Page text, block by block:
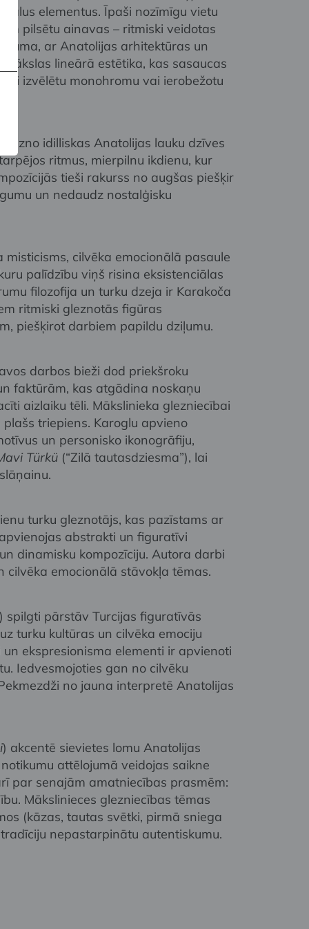
elementus. Īpaši nozīmīgu vietu
pilsētu ainavas – ritmiski veidotas
ar Anatolijas arhitektūras un
lineārā estētika, kas sasaucas
izvēlētu monohromu vai ierobežotu
) glezno idilliskas Anatolijas lauku dzīves
ritmus, mierpilnu ikdienu, kur
tieši rakurss no augšas piešķir
un nedaudz nostalģisku
misticisms, cilvēka emocionālā pasaule
palīdzību viņš risina eksistenciālas
filozofija un turku dzeja ir Karakoča
ritmiski gleznotās figūras
piešķirot darbiem papildu dziļumu.
darbos bieži dod priekšroku
faktūrām, kas atgādina noskaņu
aizlaiku tēli. Mākslinieka glezniecībai
triepiens. Karoglu apvieno
un personisko ikonogrāfiju,
Türkü (“Zilā tautasdziesma”), lai
turku gleznotājs, kas pazīstams ar
abstrakti un figuratīvi
dinamisku kompozīciju. Autora darbi
emocionālā stāvokļa tēmas.
) spilgti pārstāv Turcijas figuratīvās
turku kultūras un cilvēka emociju
ekspresionisma elementi ir apvienoti
Iedvesmojoties gan no cilvēku
no jauna interpretē Anatolijas
) akcentē sievietes lomu Anatolijas
attēlojumā veidojas saikne
par senajām amatniecības prasmēm:
Mākslinieces glezniecības tēmas
(kāzas, tautas svētki, pirmā sniega
nepastarpinātu autentiskumu.